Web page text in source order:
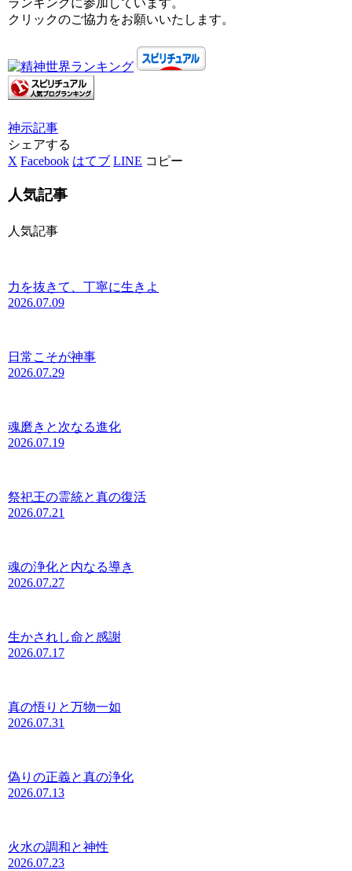
ランキングに参加しています。
クリックのご協力をお願いいたします。
神示記事
シェアする
X Facebook はてブ LINE コピー
人気記事
人気記事
力を抜きて、丁寧に生きよ
2026.07.09
日常こそが神事
2026.07.29
魂磨きと次なる進化
2026.07.19
祭祀王の霊統と真の復活
2026.07.21
魂の浄化と内なる導き
2026.07.27
生かされし命と感謝
2026.07.17
真の悟りと万物一如
2026.07.31
偽りの正義と真の浄化
2026.07.13
火水の調和と神性
2026.07.23